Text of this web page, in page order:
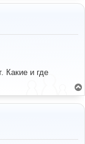
Какие и где